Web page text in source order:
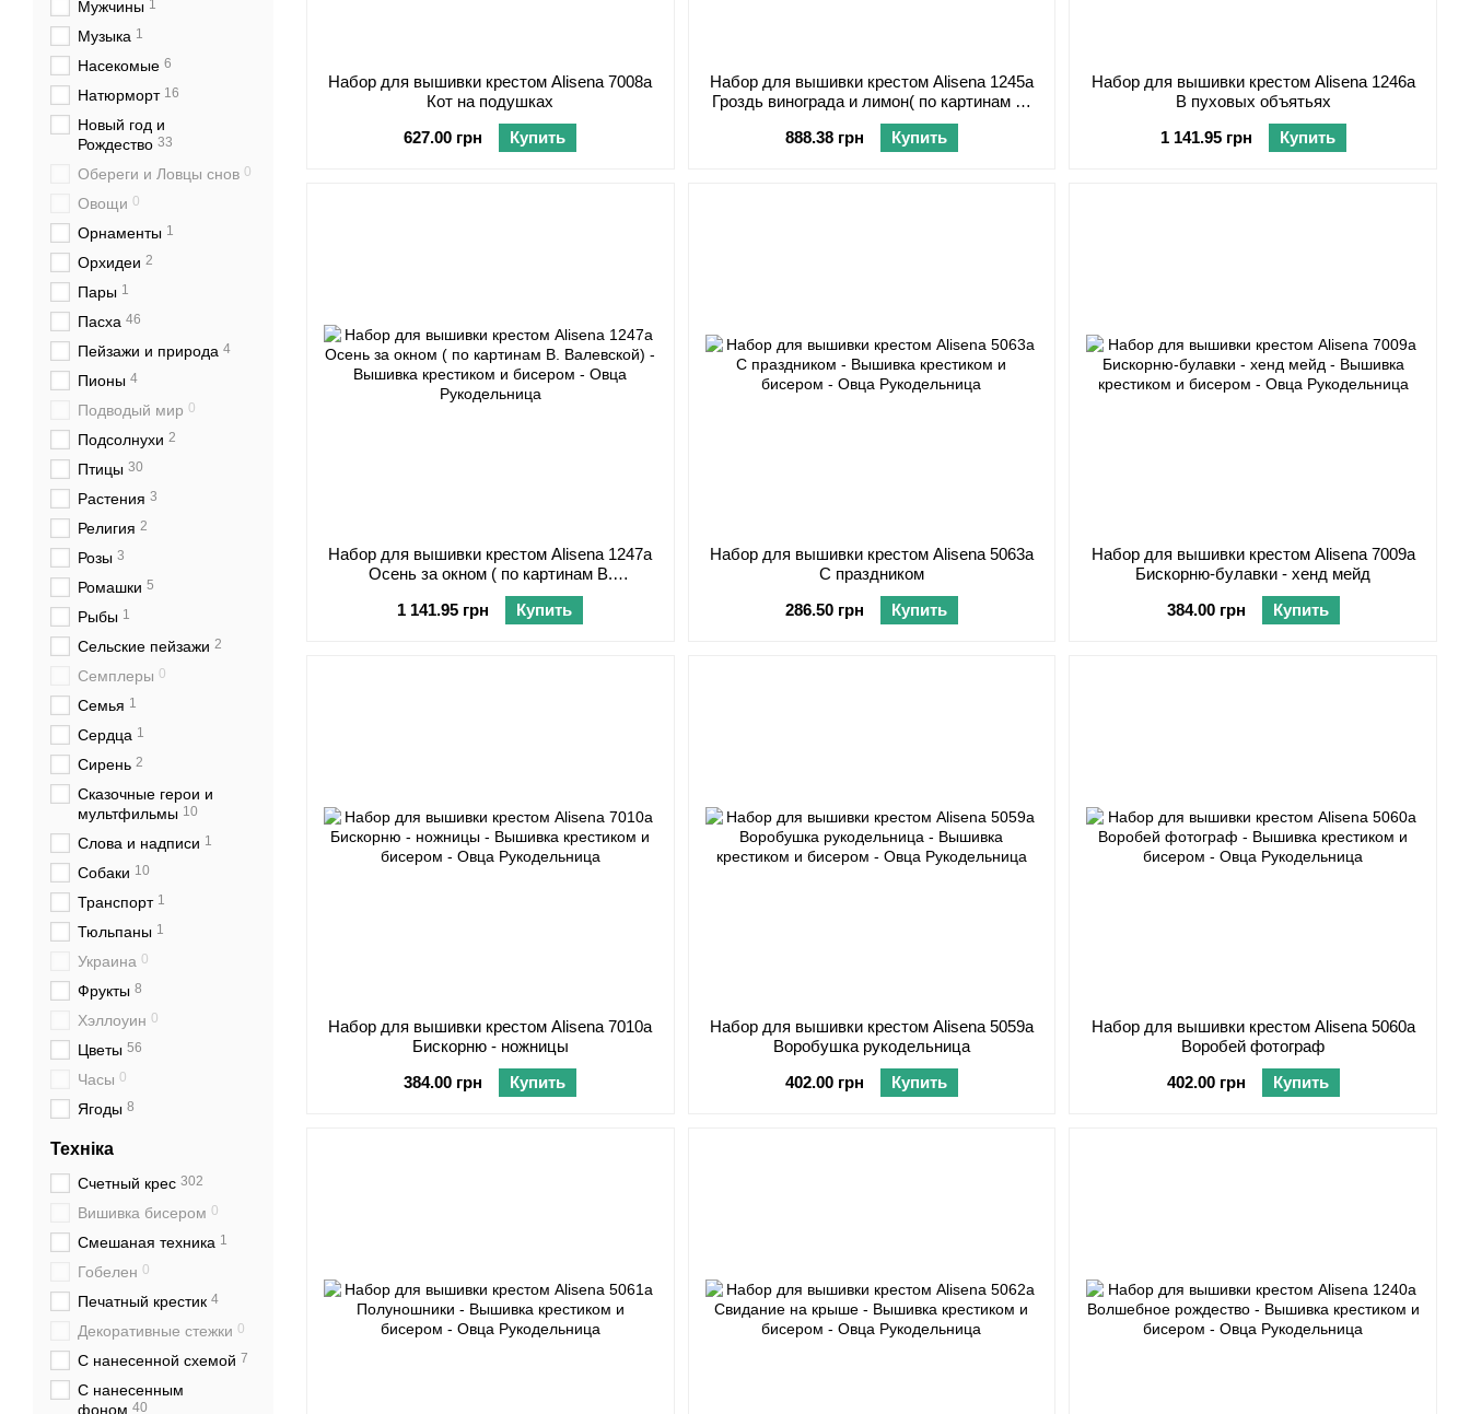
Набор для вышивки крестом Alisena 7008а
Кот на подушках
627.00 грн
Купить
Набор для вышивки крестом Alisena 1245а
Гроздь винограда и лимон( по картинам В.
Валевской)
888.38 грн
Купить
Набор для вышивки крестом Alisena 1246а
В пуховых объятьях
1 141.95 грн
Купить
Набор для вышивки крестом Alisena 1247а
Осень за окном ( по картинам В.
Валевской)
1 141.95 грн
Купить
Набор для вышивки крестом Alisena 5063а
С праздником
286.50 грн
Купить
Набор для вышивки крестом Alisena 7009а
Бискорню-булавки - хенд мейд
384.00 грн
Купить
Набор для вышивки крестом Alisena 7010а
Бискорню - ножницы
384.00 грн
Купить
Набор для вышивки крестом Alisena 5059а
Воробушка рукодельница
402.00 грн
Купить
Набор для вышивки крестом Alisena 5060а
Воробей фотограф
402.00 грн
Купить
Мужчины 1
Музыка 1
Насекомые 6
Натюрморт 16
Новый год и
Рождество 33
Обереги и Ловцы снов 0
Овощи 0
Орнаменты 1
Орхидеи 2
Пары 1
Пасха 46
Пейзажи и природа 4
Пионы 4
Подводый мир 0
Подсолнухи 2
Птицы 30
Растения 3
Религия 2
Розы 3
Ромашки 5
Рыбы 1
Сельские пейзажи 2
Семплеры 0
Семья 1
Сердца 1
Сирень 2
Сказочные герои и
мультфильмы 10
Слова и надписи 1
Собаки 10
Транспорт 1
Тюльпаны 1
Украина 0
Фрукты 8
Хэллоуин 0
Цветы 56
Часы 0
Ягоды 8
Техніка
Счетный крес 302
Вишивка бисером 0
Смешаная техника 1
Гобелен 0
Печатный крестик 4
Декоративные стежки 0
С нанесенной схемой 7
С нанесенным
фоном 40